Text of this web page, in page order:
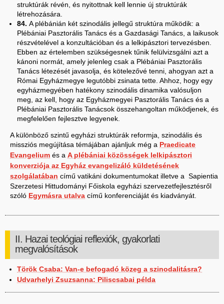
struktúrák révén, és nyitottnak kell lennie új struktúrák
létrehozására.
84. A plébánián két szinodális jellegű struktúra működik: a
Plébániai Pasztorális Tanács és a Gazdasági Tanács, a laikusok
részvételével a konzultációban és a lelkipásztori tervezésben.
Ebben az értelemben szükségesnek tűnik felülvizsgálni azt a
kánoni normát, amely jelenleg csak a Plébániai Pasztorális
Tanács létezését javasolja, és kötelezővé tenni, ahogyan azt a
Római Egyházmegye legutóbbi zsinata tette. Ahhoz, hogy egy
egyházmegyében hatékony szinodális dinamika valósuljon
meg, az kell, hogy az Egyházmegyei Pasztorális Tanács és a
Plébániai Pasztorális Tanácsok összehangoltan működjenek, és
megfelelően fejlesztve legyenek.
A különböző szintű egyházi struktúrák reformja, szinodális és
missziós megújítása témájában ajánljuk még a Praedicate
Evangelium és a A plébániai közösségek lelkipásztori
konverziója az Egyház evangelizáló küldetésének
szolgálatában című vatikáni dokumentumokat illetve a Sapientia
Szerzetesi Hittudományi Főiskola egyházi szervezetfejlesztésről
szóló Egymásra utalva című konferenciáját és kiadványát.
II. Hazai teológiai reflexiók, gyakorlati
megvalósítások
Török Csaba: Van-e befogadó közeg a szinodalitásra?
Udvarhelyi Zsuzsanna: Piliscsabai példa